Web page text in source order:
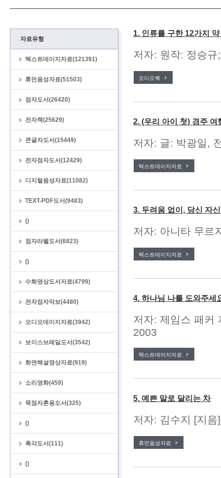
자료유형
텍스트데이지자료(121391)
휴먼음성자료(51503)
점자도서(26420)
전자책(25629)
큰글자도서(15449)
전자점자도서(12429)
디지털음성자료(11082)
TEXT-PDF도서(9483)
()
점자라벨도서(6823)
()
수화영상도서자료(4799)
전자점자악보(4480)
오디오데이지자료(3942)
보이스브레일도서(3542)
화면해설영상자료(919)
소리영화(459)
묵점자혼용도서(325)
()
촉각도서(111)
()
1. 인류를 구한 12가지
저자: 원작: 정승
오디오북
2. (우리 아이 첫) 경주 여
저자: 글: 박광일,
텍스트데이지자료
3. 두려움 없이, 당신 자
저자: 아니타 무르
텍스트데이지자료
4. 하나님 나를 도와주세
저자: 제임스 패커
2003
텍스트데이지자료
5. 예쁜 말로 달리는 차
저자: 김수지 [지
휴먼음성자료